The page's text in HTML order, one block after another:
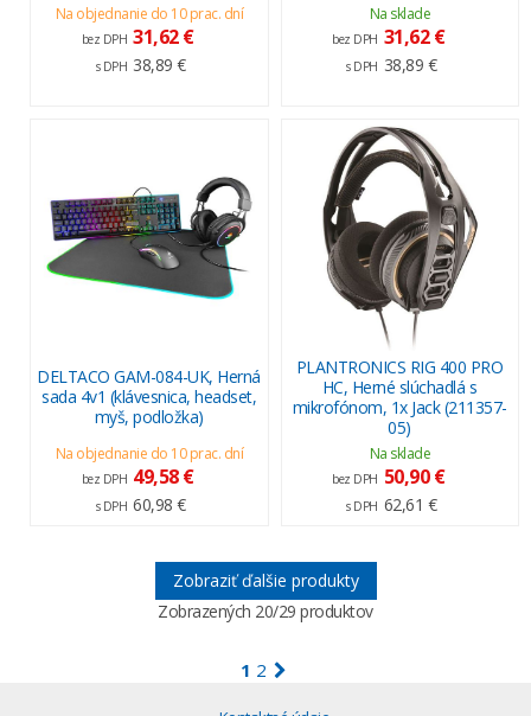
Na objednanie do 10 prac. dní
bez DPH 31,62 €
s DPH 38,89 €
Na sklade
bez DPH 31,62 €
s DPH 38,89 €
DELTACO GAM-084-UK, Herná
sada 4v1 (klávesnica, headset,
myš, podložka)
Na objednanie do 10 prac. dní
bez DPH 49,58 €
s DPH 60,98 €
PLANTRONICS RIG 400 PRO
HC, Herné slúchadlá s
mikrofónom, 1x Jack (211357-
05)
Na sklade
bez DPH 50,90 €
s DPH 62,61 €
Zobraziť ďalšie produkty
Zobrazených 20/29 produktov
1 2